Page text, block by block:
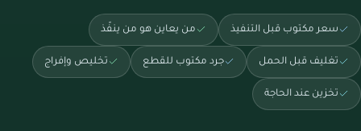
سعر مكتوب قبل التنفيذ من يعاين هو من ينفّذ
تغليف قبل الحمل جرد مكتوب للقطع تخليص وإفراج
تخزين عند الحاجة